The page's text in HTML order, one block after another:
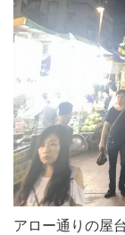
アロー通りの屋